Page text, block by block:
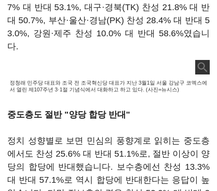
7% 대 반대 53.1%, 대구·경북(TK) 찬성 21.8% 대 반
대 50.7%, 부산·울산·경남(PK) 찬성 28.4% 대 반대 5
3.0%, 강원·제주 찬성 10.0% 대 반대 58.6%였습니
다.
정청래 민주당 대표와 조국 전 조국혁신당 대표가 지난 3월1일 서울 강남구 코엑스에
서 열린 제107주년 3·1절 기념식에서 대화하고 하고 있다. (사진=뉴시스)
중도층도 절반 "양당 합당 반대"
정치 성향별로 보면 민심의 풍향계로 읽히는 중도층
에서도 찬성 25.6% 대 반대 51.1%로, 절반 이상이 양
당의 합당에 반대했습니다. 보수층에선 찬성 13.3%
대 반대 57.1%로 역시 합당에 반대한다는 응답이 높